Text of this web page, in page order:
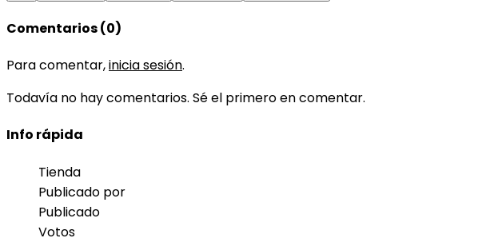
Comentarios (0)
Para comentar,inicia sesión.
Todavía no hay comentarios. Sé el primero en comentar.
Info rápida
Tienda
Publicado por
Publicado
Votos